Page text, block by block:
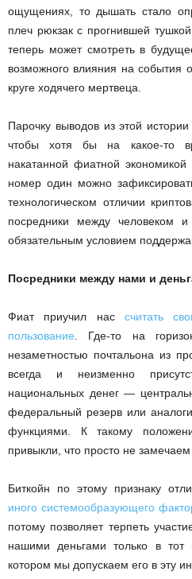
ощущениях, то дышать стало
плеч рюкзак с прогнившей
теперь может смотреть в
возможного влияния на события
круге ходячего мертвеца.
Парочку выводов из этой
чтобы хотя бы на какое-то
накатанной фиатной
номер один можно
технологическом отличии
посредники между человеком
обязательным условием
Посредники между нами и
Фиат приучил нас считать
пользование. Где-то на
незаметностью почтальона из
всегда и неизменно
национальных денег —
федеральный резерв или
функциями. К такому
привыкли, что просто не замечаем
Биткойн по этому признаку
иного системообразующего
потому позволяет терпеть
нашими деньгами только в
котором мы допускаем его в эту